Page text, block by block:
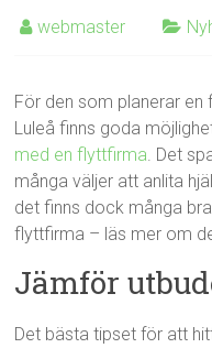
webmaster
För den som planerar en
Luleå finns goda
med en flyttfirma. Det
många väljer att anlita
det finns dock många
flyttfirma – läs mer om
Jämför
Det bästa tipset för att